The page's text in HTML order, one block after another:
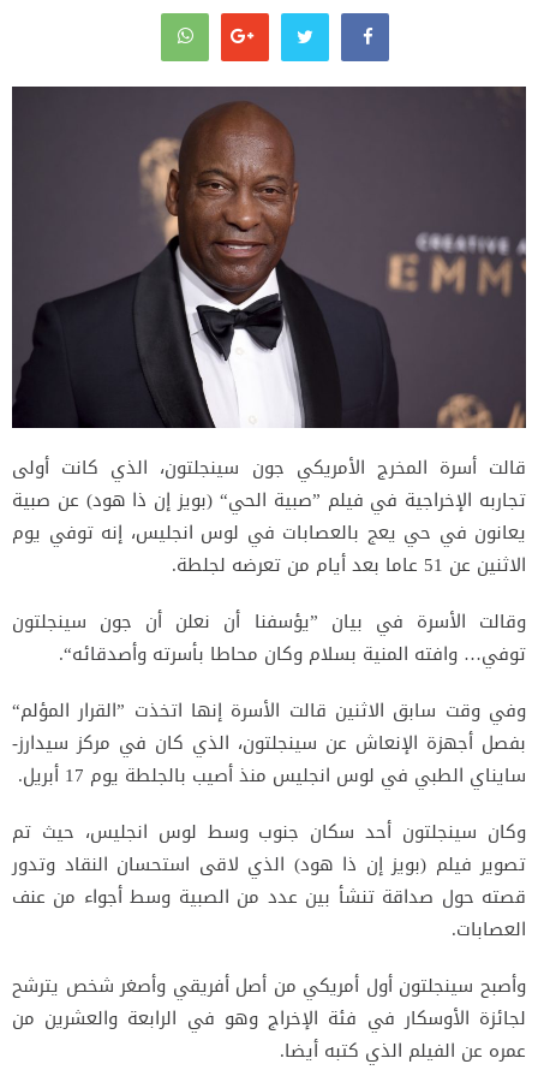
قالت أسرة المخرج الأمريكي جون سينجلتون، الذي كانت أولى
تجاربه الإخراجية في فيلم ”صبية الحي“ (بويز إن ذا هود) عن صبية
يعانون في حي يعج بالعصابات في لوس انجليس، إنه توفي يوم
الاثنين عن 51 عاما بعد أيام من تعرضه لجلطة.
وقالت الأسرة في بيان ”يؤسفنا أن نعلن أن جون سينجلتون
توفي… وافته المنية بسلام وكان محاطا بأسرته وأصدقائه“.
وفي وقت سابق الاثنين قالت الأسرة إنها اتخذت ”القرار المؤلم“
بفصل أجهزة الإنعاش عن سينجلتون، الذي كان في مركز سيدارز-
سايناي الطبي في لوس انجليس منذ أصيب بالجلطة يوم 17 أبريل.
وكان سينجلتون أحد سكان جنوب وسط لوس انجليس، حيث تم
تصوير فيلم (بويز إن ذا هود) الذي لاقى استحسان النقاد وتدور
قصته حول صداقة تنشأ بين عدد من الصبية وسط أجواء من عنف
العصابات.
وأصبح سينجلتون أول أمريكي من أصل أفريقي وأصغر شخص يترشح
لجائزة الأوسكار في فئة الإخراج وهو في الرابعة والعشرين من
عمره عن الفيلم الذي كتبه أيضا.